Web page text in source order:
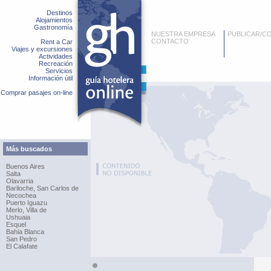
Destinos
Alojamientos
Gastronomía
Rent a Car
Viajes y excursiones
Actividades
Recreación
Servicios
Información útil
Comprar pasajes on-line
Más buscados
Buenos Aires
Salta
Olavarria
Bariloche, San Carlos de
Necochea
Puerto Iguazu
Merlo, Villa de
Ushuaia
Esquel
Bahia Blanca
San Pedro
El Calafate
NUESTRA EMPRESA
CONTACTO
PUBLICAR/